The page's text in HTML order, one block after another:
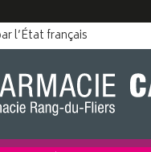
l’État français